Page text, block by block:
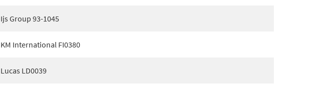
Ijs Group 93-1045
KM International FI0380
Lucas LD0039